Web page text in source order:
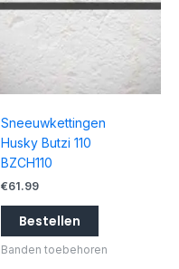
Sneeuwkettingen
Husky Butzi 110
BZCH110
€61.99
Bestellen
Banden toebehoren